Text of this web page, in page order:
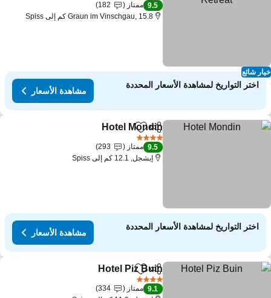
شائع
9.5 ممتاز
182
Graun im Vinschgau, 15.8 كم إلى Spiss
اختر التواريخ لمشاهدة الأسعار المحددة
مشاهدة الأسعار
مشاركةAdd to favorites
Hotel Mondin
9.5 ممتاز
293
إيشجل, 12.1 كم إلى Spiss
اختر التواريخ لمشاهدة الأسعار المحددة
مشاهدة الأسعار
مشاركةAdd to favorites
Hotel Piz Buin
9.1 ممتاز
334